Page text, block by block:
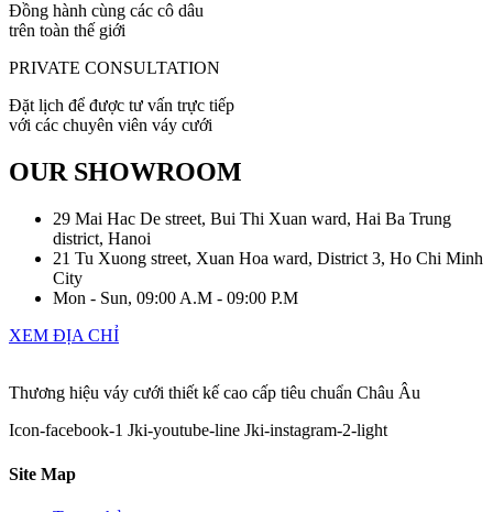
Đồng hành cùng các cô dâu
trên toàn thế giới
PRIVATE CONSULTATION
Đặt lịch để được tư vấn trực tiếp
với các chuyên viên váy cưới
OUR SHOWROOM
29 Mai Hac De street, Bui Thi Xuan ward, Hai Ba Trung
district, Hanoi
21 Tu Xuong street, Xuan Hoa ward, District 3, Ho Chi Minh
City
Mon - Sun, 09:00 A.M - 09:00 P.M
XEM ĐỊA CHỈ
Thương hiệu váy cưới thiết kế cao cấp tiêu chuẩn Châu Âu
Icon-facebook-1 Jki-youtube-line Jki-instagram-2-light
Site Map